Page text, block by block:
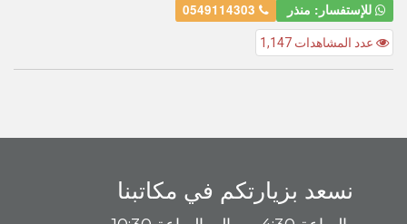
للإستفسار: منذر
عدد المشاهدات 1,147
نسعد بزيارتكم في مكاتبنا